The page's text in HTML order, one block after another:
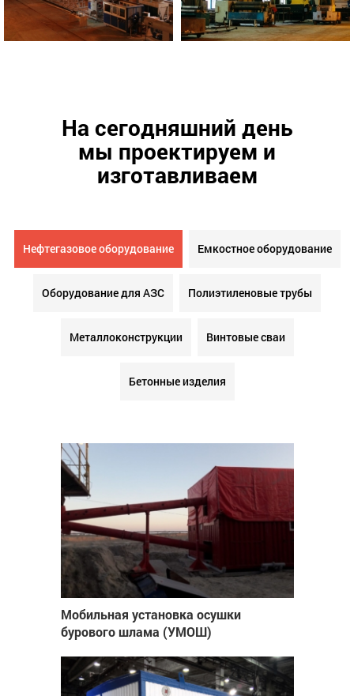
На сегодняшний день
мы проектируем и
изготавливаем
Нефтегазовое оборудование Емкостное оборудование
Оборудование для АЗС Полиэтиленовые трубы
Металлоконструкции Винтовые сваи
Бетонные изделия
Мобильная установка осушки
бурового шлама (УМОШ)